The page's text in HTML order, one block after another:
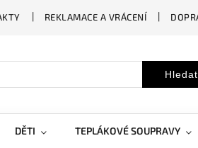
REKLAMACE A VRÁCENÍ
Hledat
DĚTI TEPLÁKOVÉ SOUPRAVY